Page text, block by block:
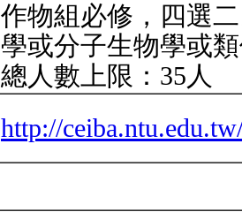
作物組必修，四選
學或分子生物學或
總人數上限：35人
http://